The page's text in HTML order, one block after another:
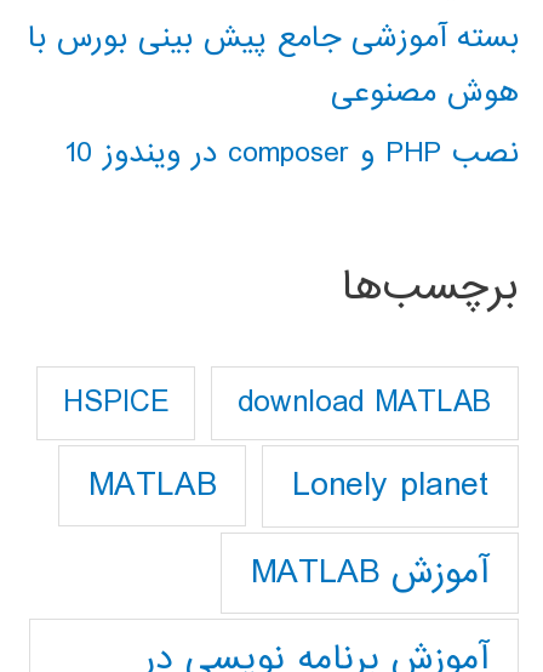
بسته آموزشی جامع پیش بینی بورس با
هوش مصنوعی
نصب PHP و composer در ویندوز 10
برچسب‌ها
download MATLAB
HSPICE
Lonely planet
MATLAB
آموزش MATLAB
آموزش برنامه نویسی در